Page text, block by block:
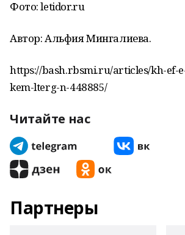
Фото: letidor.ru
Автор: Альфия Мингалиева.
https://bash.rbsmi.ru/articles/kh-ef-
kem-lterg-n-448885/
Читайте нас
Партнеры